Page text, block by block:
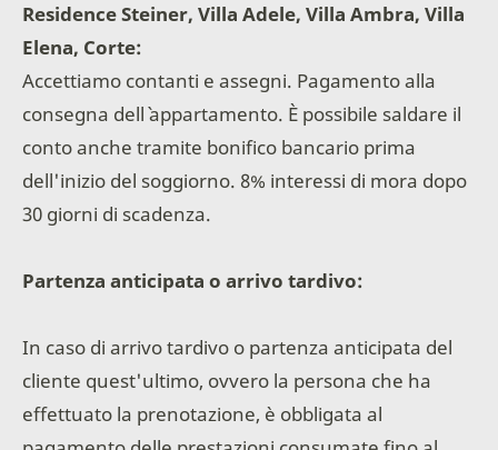
Residence Steiner, Villa Adele, Villa Ambra, Villa
Elena, Corte:
Accettiamo contanti e assegni. Pagamento alla
consegna dell` appartamento. È possibile saldare il
conto anche tramite bonifico bancario prima
dell'inizio del soggiorno. 8% interessi di mora dopo
30 giorni di scadenza.
Partenza anticipata o arrivo tardivo:
In caso di arrivo tardivo o partenza anticipata del
cliente quest'ultimo, ovvero la persona che ha
effettuato la prenotazione, è obbligata al